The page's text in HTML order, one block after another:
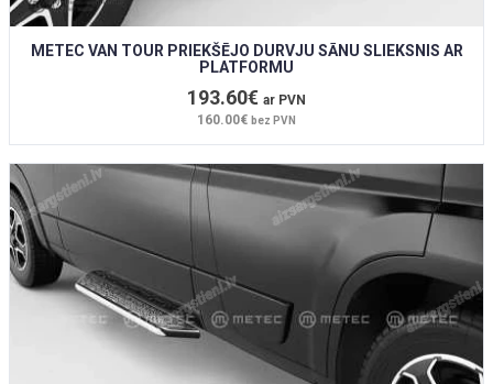
METEC VAN TOUR PRIEKŠĒJO DURVJU SĀNU SLIEKSNIS AR
PLATFORMU
193.60€ ar PVN
160.00€ bez PVN